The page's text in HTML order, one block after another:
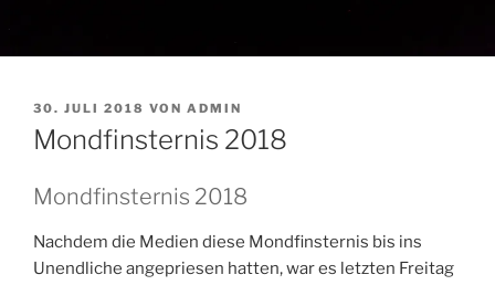
VERÖFFENTLICHT
AM
30. JULI 2018 VON ADMIN
Mondfinsternis 2018
Mondfinsternis 2018
Nachdem die Medien diese Mondfinsternis bis ins
Unendliche angepriesen hatten, war es letzten Freitag